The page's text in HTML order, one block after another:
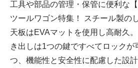
工具や部品の管理・保管に便利な
ツールワゴン特集！
スチール製の
天板はEVAマットを使用し高耐久。
き出しは1つの鍵ですべてロックが
つ、機能性と安全性に配慮した設計